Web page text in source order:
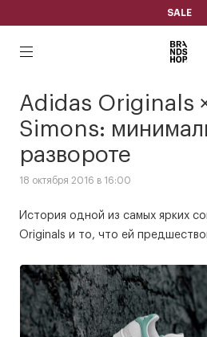
SALE
Adidas Originals
Simons:
развороте
18 октября 2016 в 16:00
История одной из самых ярких
Originals и то, что ей